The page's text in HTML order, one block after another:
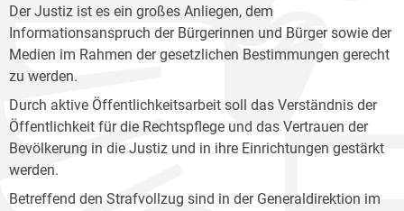
Der Justiz ist es ein großes Anliegen, dem
Informationsanspruch der Bürgerinnen und Bürger sowie der
Medien im Rahmen der gesetzlichen Bestimmungen gerecht
zu werden.
Durch aktive Öffentlichkeitsarbeit soll das Verständnis der
Öffentlichkeit für die Rechtspflege und das Vertrauen der
Bevölkerung in die Justiz und in ihre Einrichtungen gestärkt
werden.
Betreffend den Strafvollzug sind in der Generaldirektion im